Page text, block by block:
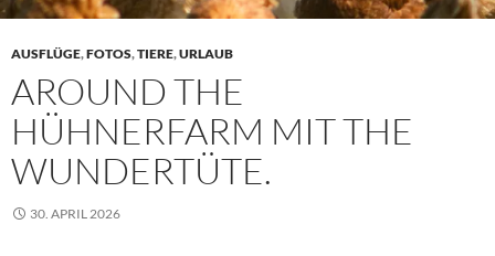
AUSFLÜGE,FOTOS,TIERE,URLAUB
AROUND THE
HÜHNERFARM MIT THE
WUNDERTÜTE.
30. APRIL 2026